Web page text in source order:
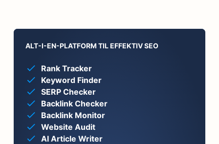
ALT-I-EN-PLATFORM TIL EFFEKTIV SEO
Rank Tracker
Keyword Finder
SERP Checker
Backlink Checker
Backlink Monitor
Website Audit
AI Article Writer